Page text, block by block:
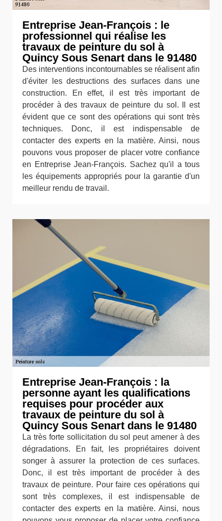
Entreprise Jean-François : le
professionnel qui réalise les
travaux de peinture du sol à
Quincy Sous Senart dans le 91480
Des interventions incontournables se réalisent afin
d'éviter les destructions des surfaces dans une
construction. En effet, il est très important de
procéder à des travaux de peinture du sol. Il est
évident que ce sont des opérations qui sont très
techniques. Donc, il est indispensable de
contacter des experts en la matière. Ainsi, nous
pouvons vous proposer de placer votre confiance
en Entreprise Jean-François. Sachez qu'il a tous
les équipements appropriés pour la garantie d'un
meilleur rendu de travail.
Entreprise Jean-François : la
personne ayant les qualifications
requises pour procéder aux
travaux de peinture du sol à
Quincy Sous Senart dans le 91480
La très forte sollicitation du sol peut amener à des
dégradations. En fait, les propriétaires doivent
songer à assurer la protection de ces surfaces.
Donc, il est très important de procéder à des
travaux de peinture. Pour faire ces opérations qui
sont très complexes, il est indispensable de
contacter des experts en la matière. Ainsi, nous